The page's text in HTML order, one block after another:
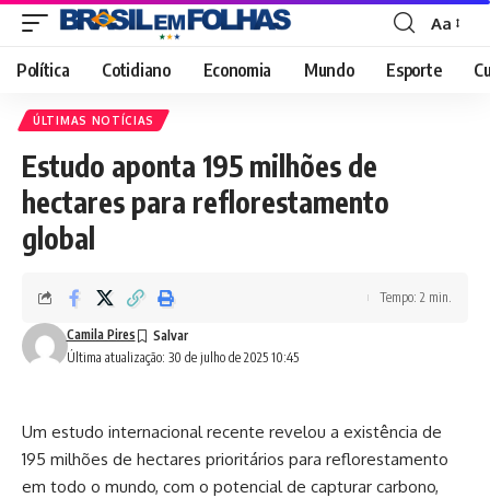
Font
Resizer
Aa
Política Cotidiano Economia Mundo Esporte
ÚLTIMAS NOTÍCIAS
Estudo aponta 195 milhões de
hectares para reflorestamento
global
Última atualização: 30 de julho de 2025 10:45
Camila Pires
Tempo: 2 min.
Um estudo internacional recente revelou a existência de
195 milhões de hectares prioritários para reflorestamento
em todo o mundo, com o potencial de capturar carbono,